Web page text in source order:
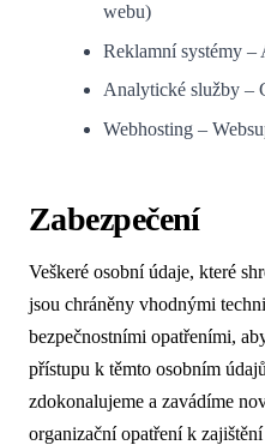
webu)
Reklamní systémy –
Analytické služby –
Webhosting –
Zabezpečení
Veškeré osobní údaje, které
jsou chráněny vhodnými
bezpečnostními opatřeními,
přístupu k těmto osobním
zdokonalujeme a zavádíme
organizační opatření k